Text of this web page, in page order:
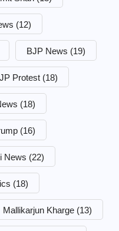
(12)
BJP News (19)
Protest (18)
(18)
(16)
News (22)
(18)
Mallikarjun Kharge (13)